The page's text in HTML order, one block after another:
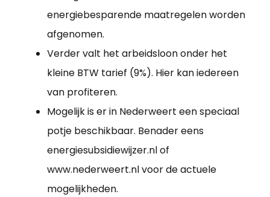
energiebesparende maatregelen worden
afgenomen.
Verder valt het arbeidsloon onder het
kleine BTW tarief (9%). Hier kan iedereen
van profiteren.
Mogelijk is er in Nederweert een speciaal
potje beschikbaar. Benader eens
energiesubsidiewijzer.nl of
www.nederweert.nl voor de actuele
mogelijkheden.